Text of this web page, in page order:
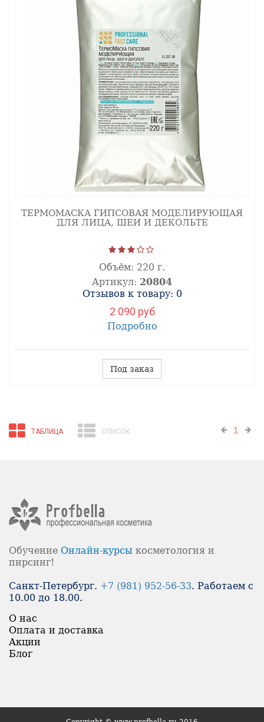
ТЕРМОМАСКА ГИПСОВАЯ МОДЕЛИРУЮЩАЯ
ДЛЯ ЛИЦА, ШЕИ И ДЕКОЛЬТЕ
Объём: 220 г.
Артикул: 20804
Отзывов к товару: 0
2 090 руб
Подробно
Под заказ
ТАБЛИЦА СПИСОК 1
Обучение Онлайн-курсы косметология и
пирсинг!
Санкт-Петербург. +7 (981) 952-56-33. Работаем с
10.00 до 18.00.
О нас
Оплата и доставка
Акции
Блог